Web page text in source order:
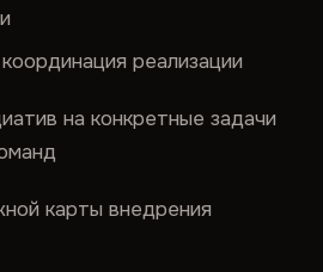
реализации
на конкретные задачи
карты внедрения